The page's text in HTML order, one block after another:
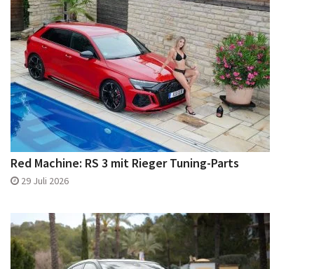
Red Machine: RS 3 mit Rieger Tuning-Parts
29 Juli 2026